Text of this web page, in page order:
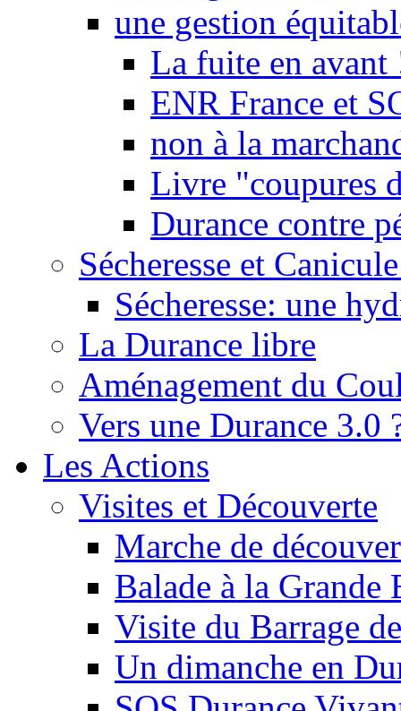
une gestion
La fuite en avant
ENR France et
non à la
Livre "coupures
Durance contre
Sécheresse et
Sécheresse: une
La Durance libre
Aménagement du
Vers une Durance 3.0
Les Actions
Visites et Découverte
Marche de
Balade à la Grande
Visite du Barrage
Un dimanche en